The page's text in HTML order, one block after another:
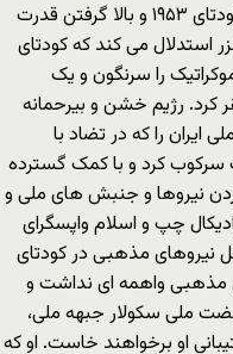
نکته مهم دیگر در کتاب کینزر رابطه بین کودتای ۱۹۵۳ و بالا گرفتن قدرت
استدلال می کند که کودتای
را سرنگون و یک
کرد. رژیم خشن و بیرحمانه
را که در تضاد با
کرد و با کمک گسترده
نیروها و جنبش های ملی و
چپ و اسلام واپسگرای
نیروهای مذهبی در کودتای
مذهبی واهمه ای نداشت و
ملی سکولار جبهه ملی،
او برخواهند خاست. او که